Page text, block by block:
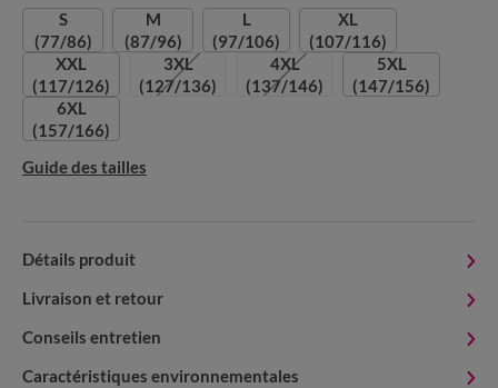
S
(77/86)
M
(87/96)
L
(97/106)
XL
(107/116)
XXL
(117/126)
3XL
(127/136)
4XL
(137/146)
5XL
(147/156)
6XL
(157/166)
Guide des tailles
Détails produit
Livraison et retour
Conseils entretien
Caractéristiques environnementales